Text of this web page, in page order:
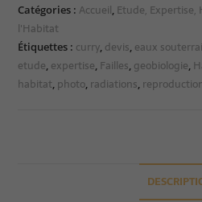
Catégories : Accueil, Etude,
l'Habitat
Étiquettes : curry, devis, eaux
etude, expertise, Failles, geobiologie,
habitat, photo, radiations,